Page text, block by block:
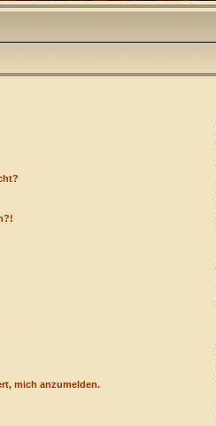
mich anzumelden.